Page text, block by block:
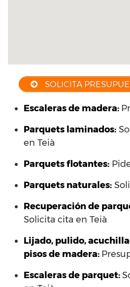
SOLICITA
Escaleras de madera:
Parquets laminados:
en Teià
Parquets flotantes:
Parquets naturales:
Recuperación de
Solicita cita en Teià
Lijado, pulido,
pisos de madera:
Escaleras de parquet: